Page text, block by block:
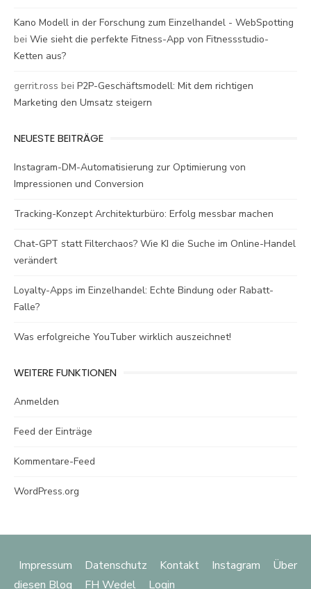
Kano Modell in der Forschung zum Einzelhandel - WebSpotting
bei Wie sieht die perfekte Fitness-App von Fitnessstudio-
Ketten aus?
gerrit.ross bei P2P-Geschäftsmodell: Mit dem richtigen
Marketing den Umsatz steigern
NEUESTE BEITRÄGE
Instagram-DM-Automatisierung zur Optimierung von
Impressionen und Conversion
Tracking-Konzept Architekturbüro: Erfolg messbar machen
Chat-GPT statt Filterchaos? Wie KI die Suche im Online-Handel
verändert
Loyalty-Apps im Einzelhandel: Echte Bindung oder Rabatt-
Falle?
Was erfolgreiche YouTuber wirklich auszeichnet!
WEITERE FUNKTIONEN
Anmelden
Feed der Einträge
Kommentare-Feed
WordPress.org
Impressum Datenschutz Kontakt Instagram
Über
diesen Blog
FH Wedel Login